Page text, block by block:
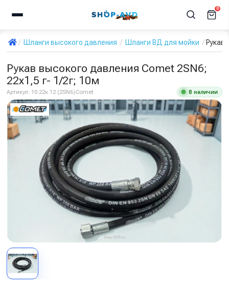
0
Шланги высокого давления Шланги ВД для мойки Рукав
Рукав высокого давления Comet 2SN6;
22х1,5 г- 1/2г; 10м
Артикул: 10.22к.12 (2SN6)Comet В наличии